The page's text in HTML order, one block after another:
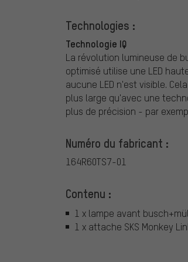
Technologies :
Technologie IQ
La révolution lumineuse de
optimisé utilise une LED
aucune LED n'est visible.
plus large qu'avec une
plus de précision - par
Numéro du fabricant :
164R60TS7-01
Contenu :
1 x lampe avant
1 x attache SKS Monkey